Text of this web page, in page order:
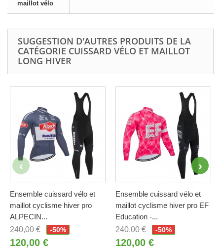
maillot vélo
SUGGESTION D'AUTRES PRODUITS DE LA
CATÉGORIE CUISSARD VÉLO ET MAILLOT
LONG HIVER
Ensemble cuissard vélo et
maillot cyclisme hiver pro
ALPECIN...
240,00 €
-50%
120,00 €
Ensemble cuissard vélo et
maillot cyclisme hiver pro EF
Education -...
240,00 €
-50%
120,00 €